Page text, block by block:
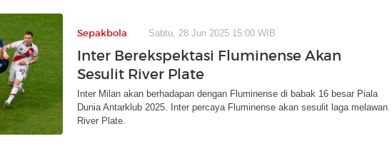
Sepakbola Sabtu, 28 Jun 2025 15:00 WIB
Inter Berekspektasi Fluminense Akan
Sesulit River Plate
Inter Milan akan berhadapan dengan Fluminense di babak 16 besar Piala
Dunia Antarklub 2025. Inter percaya Fluminense akan sesulit laga melawan
River Plate.